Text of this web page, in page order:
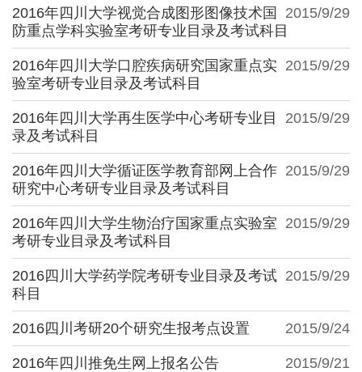
2015/9/29
2016年四川大学视觉合成图形图像技术国
防重点学科实验室考研专业目录及考试科目
2015/9/29
2016年四川大学口腔疾病研究国家重点实
验室考研专业目录及考试科目
2015/9/29
2016年四川大学再生医学中心考研专业目
录及考试科目
2015/9/29
2016年四川大学循证医学教育部网上合作
研究中心考研专业目录及考试科目
2015/9/29
2016年四川大学生物治疗国家重点实验室
考研专业目录及考试科目
2015/9/29
2016四川大学药学院考研专业目录及考试
科目
2015/9/24
2016四川考研20个研究生报考点设置
2015/9/21
2016年四川推免生网上报名公告